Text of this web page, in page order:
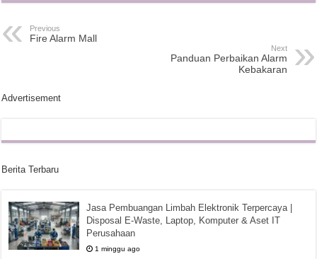
Previous
Fire Alarm Mall
Next
Panduan Perbaikan Alarm
Kebakaran
Advertisement
Berita Terbaru
Jasa Pembuangan Limbah Elektronik Terpercaya |
Disposal E-Waste, Laptop, Komputer & Aset IT
Perusahaan
1 minggu ago